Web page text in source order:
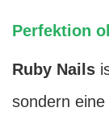
Perfektion
Ruby Nails
sondern